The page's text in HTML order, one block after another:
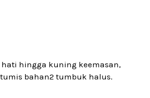
hingga kuning keemasan,
bahan2 tumbuk halus.